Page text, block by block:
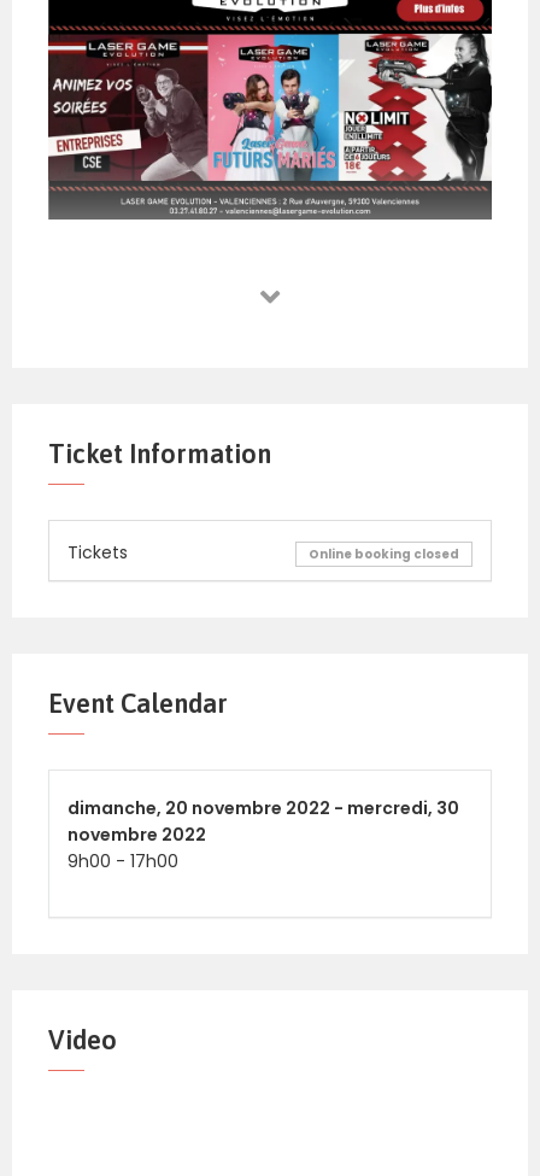
Ticket Information
Tickets Online booking closed
Event Calendar
dimanche, 20 novembre 2022 - mercredi, 30
novembre 2022
9h00 - 17h00
Video